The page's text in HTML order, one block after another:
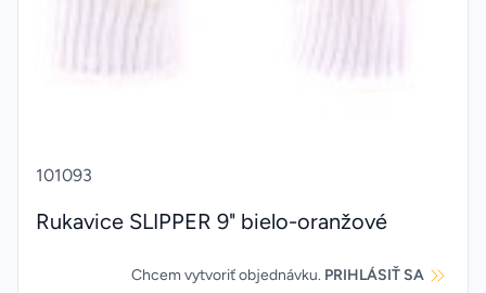
101093
Rukavice SLIPPER 9" bielo-oranžové
Chcem vytvoriť objednávku. PRIHLÁSIŤ SA